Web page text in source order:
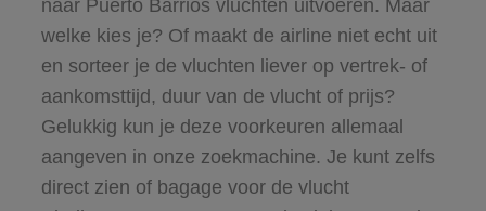
naar Puerto Barrios vluchten uitvoeren. Maar
welke kies je? Of maakt de airline niet echt uit
en sorteer je de vluchten liever op vertrek- of
aankomsttijd, duur van de vlucht of prijs?
Gelukkig kun je deze voorkeuren allemaal
aangeven in onze zoekmachine. Je kunt zelfs
direct zien of bagage voor de vlucht